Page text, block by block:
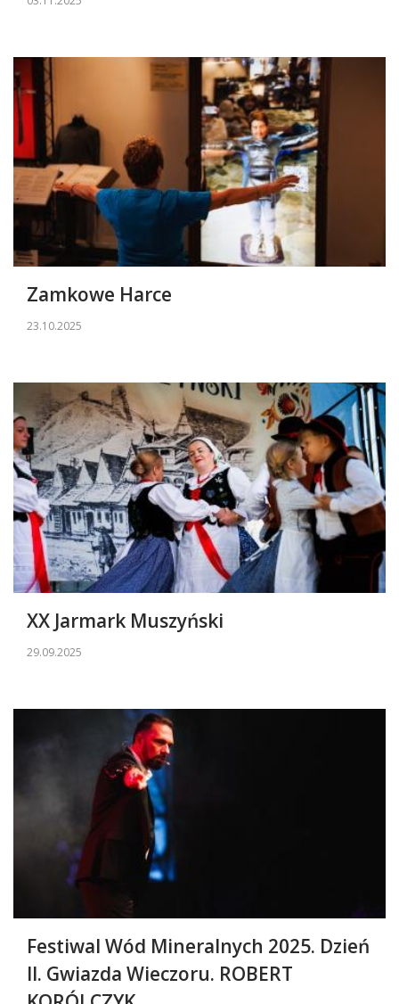
Zamkowe Harce
23.10.2025
XX Jarmark Muszyński
29.09.2025
Festiwal Wód Mineralnych 2025. Dzień
II. Gwiazda Wieczoru. ROBERT